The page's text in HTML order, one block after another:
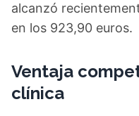
alcanzó
en los 923,90 euros.
Ventaja
clínica